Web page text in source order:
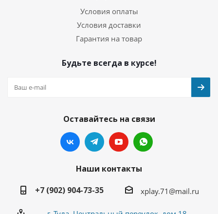
Условия оплаты
Условия доставки
Гарантия на товар
Будьте всегда в курсе!
Оставайтесь на связи
Наши контакты
+7 (902) 904-73-35
xplay.71@mail.ru